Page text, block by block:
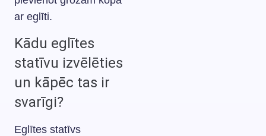
ar eglīti.
Kādu eglītes
statīvu izvēlēties
un kāpēc tas ir
svarīgi?
Eglītes statīvs